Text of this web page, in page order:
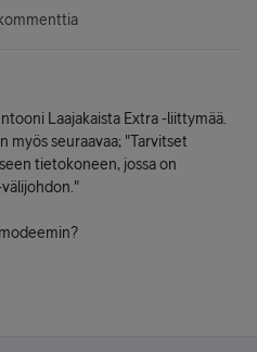
Laajakaista Extra -liittymää.
myös seuraavaa; "Tarvitset
tietokoneen, jossa on